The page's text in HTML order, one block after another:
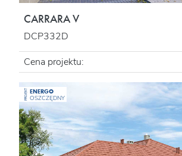
CARRARA V
DCP332D
Cena projektu:
PROJEKT ENERGO
OSZCZĘDNY